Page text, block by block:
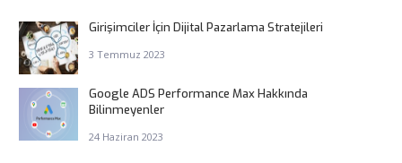
Girişimciler İçin Dijital Pazarlama Stratejileri
3 Temmuz 2023
Google ADS Performance Max Hakkında
Bilinmeyenler
24 Haziran 2023